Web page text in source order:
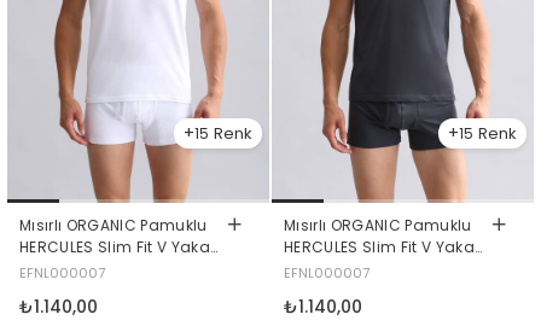
15
Mısırlı ORGANIC Pamuklu
HERCULES Slim Fit V Yaka
Fanila / T-Shirt Beyaz
EFNL000007
₺1.140,00
15
Mısırlı ORGANIC Pamuklu
HERCULES Slim Fit V Yaka
Fanila / T-Shirt Antrasit
EFNL000007
₺1.140,00